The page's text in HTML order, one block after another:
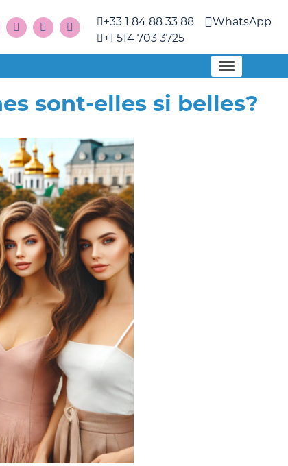
+33 1 84 88 33 88
+1 514 703 3725
WhatsApp
sont-elles si belles?